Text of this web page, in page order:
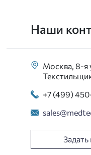
Наши
Москва, 8-я
+7 (499)